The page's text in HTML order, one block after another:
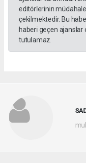
editörlerinin
çekilmektedir. Bu
haberi geçen
tutulamaz.